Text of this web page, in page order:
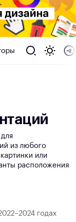
из любого
или
расположения
годах